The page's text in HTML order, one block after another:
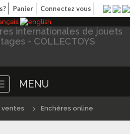
Panier Connectez vous
MENU
ventes Enchères online